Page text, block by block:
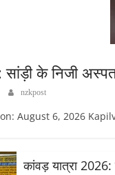
सांड़ी के निजी
nzkpost
August 6, 2026
कांवड़ यात्रा 2026: